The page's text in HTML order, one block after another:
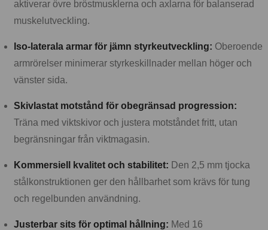
aktiverar övre bröstmusklerna och axlarna för balanserad
muskelutveckling.
Iso-laterala armar för jämn styrkeutveckling: Oberoende
armrörelser minimerar styrkeskillnader mellan höger och
vänster sida.
Skivlastat motstånd för obegränsad progression:
Träna med viktskivor och justera motståndet fritt, utan
begränsningar från viktmagasin.
Kommersiell kvalitet och stabilitet: Den 2,5 mm tjocka
stålkonstruktionen ger den hållbarhet som krävs för tung
och regelbunden användning.
Justerbar sits för optimal hållning: Med 16